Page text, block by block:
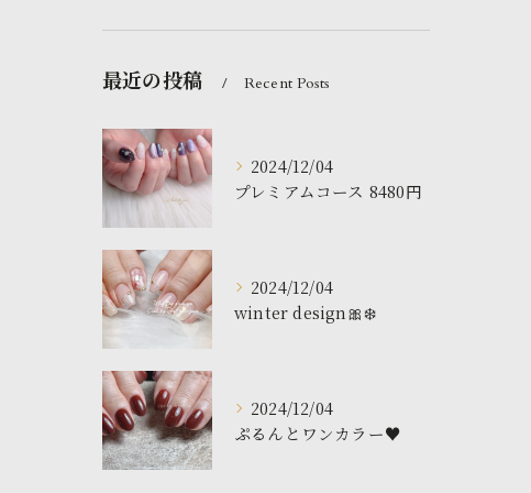
最近の投稿 Recent Posts
2024/12/04
プレミアムコース 8480円
2024/12/04
winter design🎀❄️
2024/12/04
ぷるんとワンカラー♥️